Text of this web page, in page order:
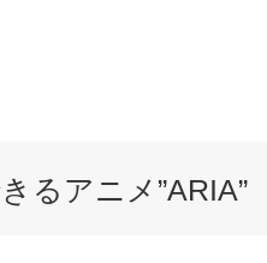
るアニメ”ARIA”